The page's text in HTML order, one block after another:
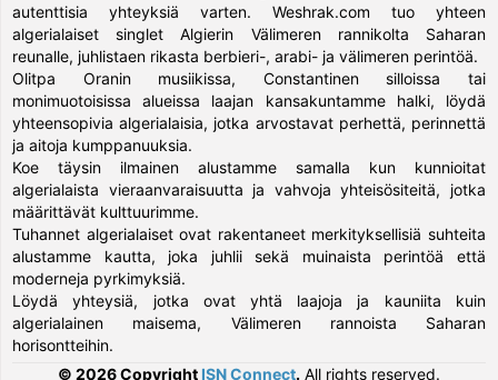
autenttisia yhteyksiä varten. Weshrak.com tuo yhteen
algerialaiset singlet Algierin Välimeren rannikolta Saharan
reunalle, juhlistaen rikasta berbieri-, arabi- ja välimeren perintöä.
Olitpa Oranin musiikissa, Constantinen silloissa tai
monimuotoisissa alueissa laajan kansakuntamme halki, löydä
yhteensopivia algerialaisia, jotka arvostavat perhettä, perinnettä
ja aitoja kumppanuuksia.
Koe täysin ilmainen alustamme samalla kun kunnioitat
algerialaista vieraanvaraisuutta ja vahvoja yhteisösiteitä, jotka
määrittävät kulttuurimme.
Tuhannet algerialaiset ovat rakentaneet merkityksellisiä suhteita
alustamme kautta, joka juhlii sekä muinaista perintöä että
moderneja pyrkimyksiä.
Löydä yhteysiä, jotka ovat yhtä laajoja ja kauniita kuin
algerialainen maisema, Välimeren rannoista Saharan
horisontteihin.
© 2026 Copyright ISN Connect. All rights reserved.